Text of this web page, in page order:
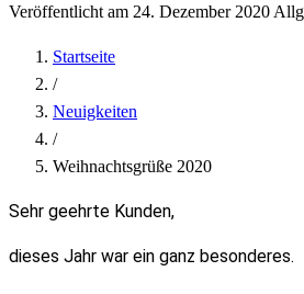
Veröffentlicht am 24. Dezember 2020
Startseite
/
Neuigkeiten
/
Weihnachtsgrüße 2020
Sehr geehrte Kunden,
dieses Jahr war ein ganz besonderes.